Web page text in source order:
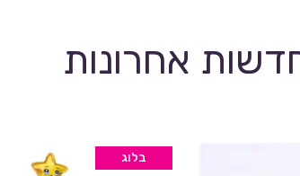
אחרונות
בלוג